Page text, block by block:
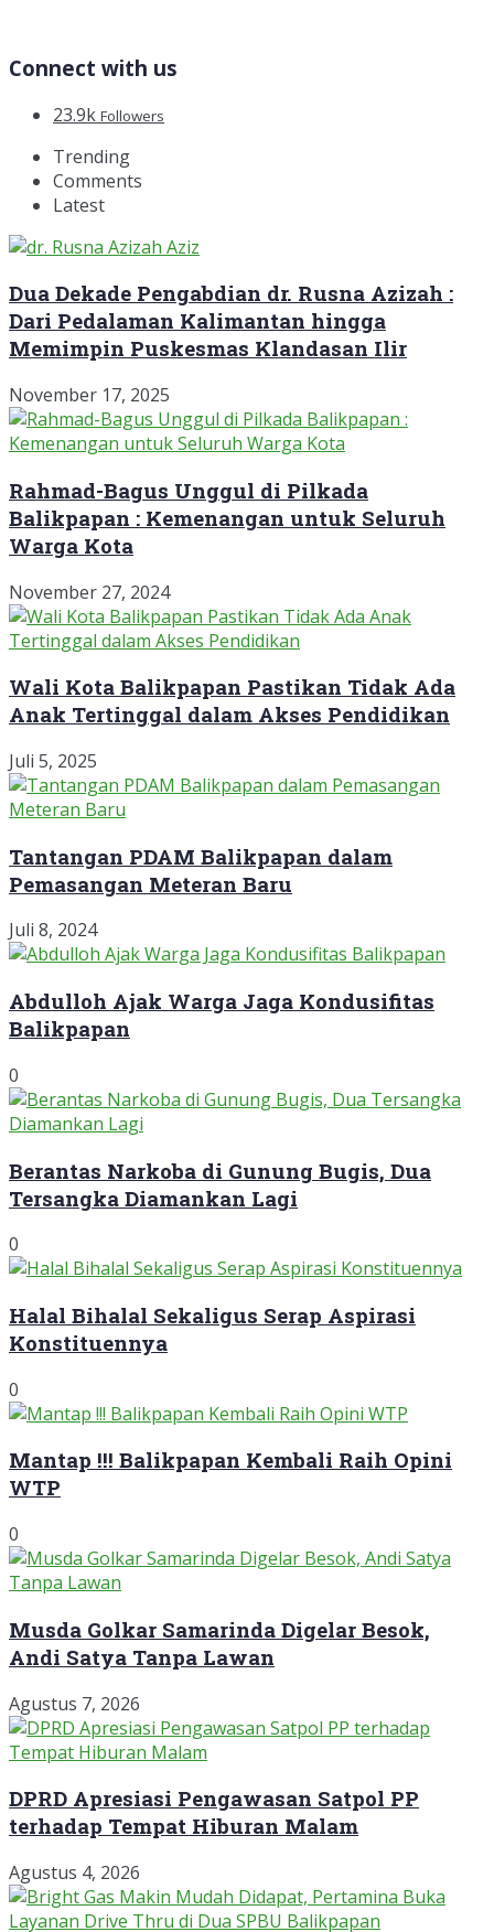
Connect with us
23.9k Followers
Trending
Comments
Latest
Dua Dekade Pengabdian dr. Rusna Azizah :
Dari Pedalaman Kalimantan hingga
Memimpin Puskesmas Klandasan Ilir
November 17, 2025
Rahmad-Bagus Unggul di Pilkada
Balikpapan : Kemenangan untuk Seluruh
Warga Kota
November 27, 2024
Wali Kota Balikpapan Pastikan Tidak Ada
Anak Tertinggal dalam Akses Pendidikan
Juli 5, 2025
Tantangan PDAM Balikpapan dalam
Pemasangan Meteran Baru
Juli 8, 2024
Abdulloh Ajak Warga Jaga Kondusifitas
Balikpapan
0
Berantas Narkoba di Gunung Bugis, Dua
Tersangka Diamankan Lagi
0
Halal Bihalal Sekaligus Serap Aspirasi
Konstituennya
0
Mantap !!! Balikpapan Kembali Raih Opini
WTP
0
Musda Golkar Samarinda Digelar Besok,
Andi Satya Tanpa Lawan
Agustus 7, 2026
DPRD Apresiasi Pengawasan Satpol PP
terhadap Tempat Hiburan Malam
Agustus 4, 2026